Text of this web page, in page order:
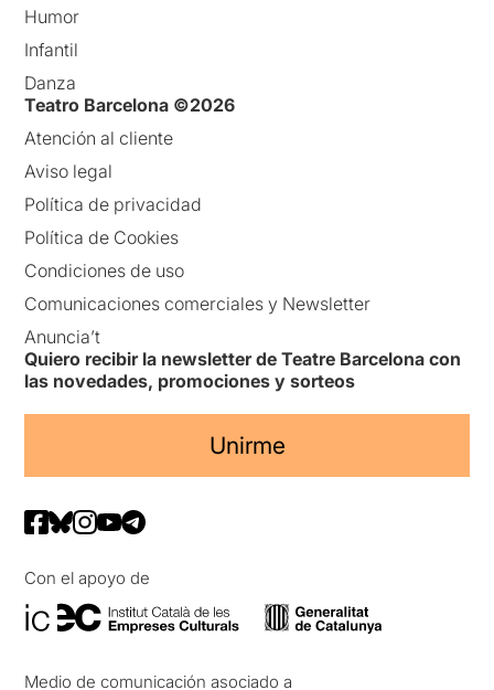
Humor
Infantil
Danza
Teatro Barcelona ©2026
Atención al cliente
Aviso legal
Política de privacidad
Política de Cookies
Condiciones de uso
Comunicaciones comerciales y Newsletter
Anuncia’t
Quiero recibir la newsletter de Teatre Barcelona con
las novedades, promociones y sorteos
Unirme
Con el apoyo de
Medio de comunicación asociado a